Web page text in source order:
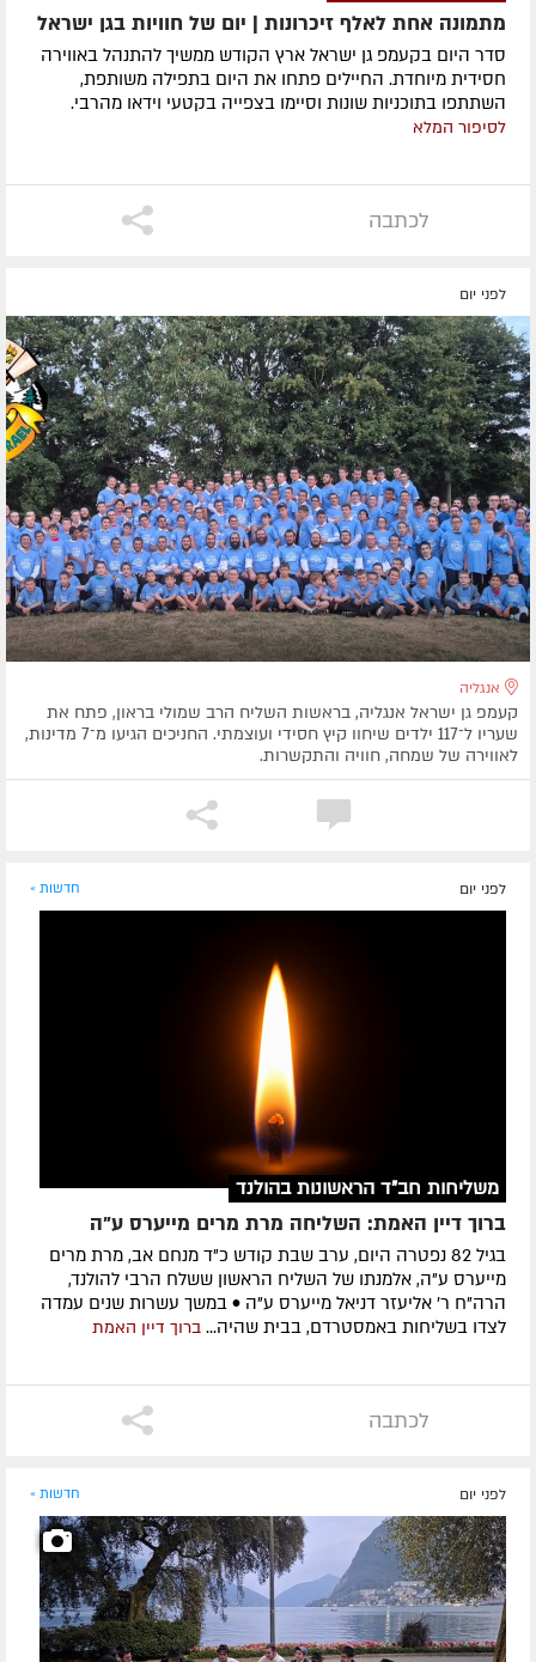
מתמונה אחת לאלף זיכרונות | יום של חוויות בגן ישראל
סדר היום בקעמפ גן ישראל ארץ הקודש ממשיך להתנהל באווירה
חסידית מיוחדת. החיילים פתחו את היום בתפילה משותפת,
השתתפו בתוכניות שונות וסיימו בצפייה בקטעי וידאו מהרבי.
לסיפור המלא
לכתבה
לפני יום
אנגליה
קעמפ גן ישראל אנגליה, בראשות השליח הרב שמולי בראון, פתח את
שעריו ל־117 ילדים שיחוו קיץ חסידי ועוצמתי. החניכים הגיעו מ־7 מדינות,
לאווירה של שמחה, חוויה והתקשרות.
לפני יום חדשות »
משליחות חב"ד הראשונות בהולנד
ברוך דיין האמת: השליחה מרת מרים מייערס ע"ה
בגיל 82 נפטרה היום, ערב שבת קודש כ"ד מנחם אב, מרת מרים
מייערס ע"ה, אלמנתו של השליח הראשון ששלח הרבי להולנד,
הרה"ח ר' אליעזר דניאל מייערס ע"ה • במשך עשרות שנים עמדה
לצדו בשליחות באמסטרדם, בבית שהיה... ברוך דיין האמת
לכתבה
לפני יום חדשות »